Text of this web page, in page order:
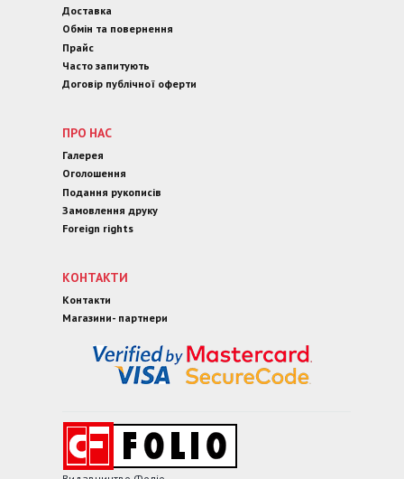
Доставка
Обмін та повернення
Прайс
Часто запитують
Договір публічної оферти
ПРО НАС
Галерея
Оголошення
Подання рукописів
Замовлення друку
Foreign rights
КОНТАКТИ
Контакти
Магазини- партнери